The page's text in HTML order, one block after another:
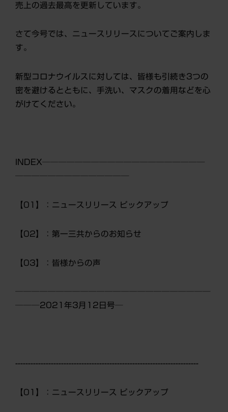
売上の過去最高を更新しています。
さて今号では、ニュースリリースについてご案内しま
す。
新型コロナウイルスに対しては、皆様も引続き3つの
密を避けるとともに、手洗い、マスクの着用などを心
がけてください。
INDEX────────────────────
──────────────
【01】：ニュースリリース ピックアップ
【02】：第一三共からのお知らせ
【03】：皆様からの声
────────────────────────
───2021 年3月 12 日号─
------------------------------------------------------------------------
【01】：ニュースリリース ピックアップ